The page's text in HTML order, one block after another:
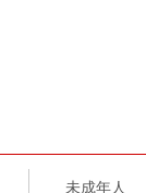
未成年人